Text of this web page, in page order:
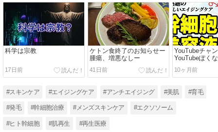
科学は宗教
17日前
ケトン食終了のお知らせー
腫瘍、増悪なしー
41日前
YouTubeチャ
YouTubeぽく
10ヶ月前
#スキンケア #エイジングケア #アンチエイジング #美肌 #育毛
#発毛 #幹細胞治療 #メンズスキンケア #エクソソーム
#ヒト幹細胞 #肌再生 #再生医療